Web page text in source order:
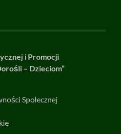
i Promocji
– Dzieciom”
Społecznej